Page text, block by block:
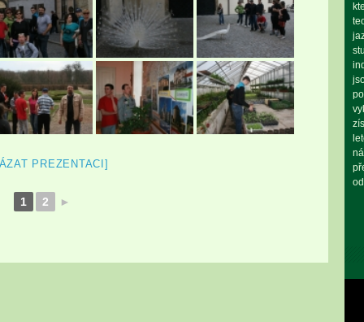
PREZENTACI]
1 2 ►